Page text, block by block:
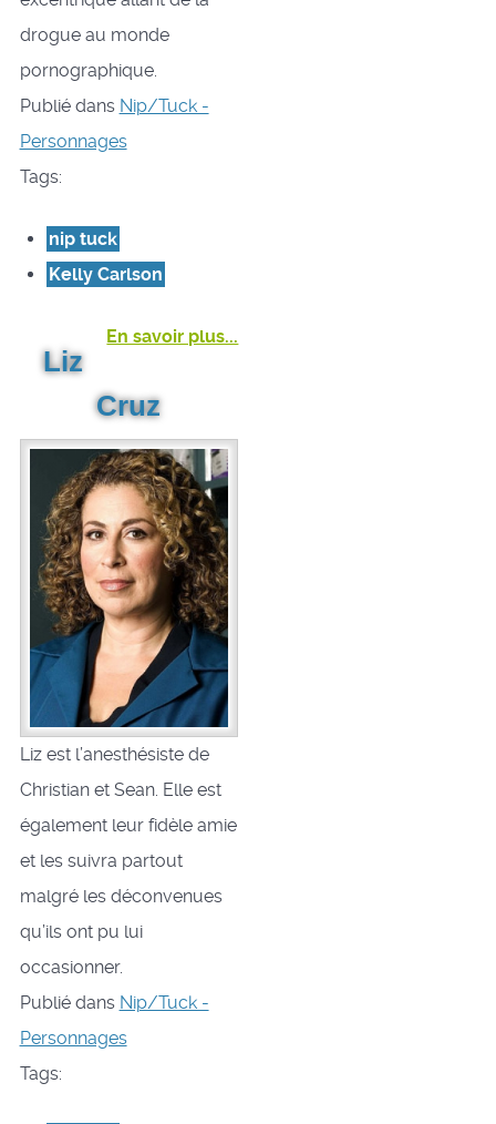
drogue au monde
pornographique.
Publié dans Nip/Tuck -
Personnages
Tags:
nip tuck
Kelly Carlson
En savoir plus...
Liz
Cruz
Liz est l’anesthésiste de
Christian et Sean. Elle est
également leur fidèle amie
et les suivra partout
malgré les déconvenues
qu’ils ont pu lui
occasionner.
Publié dans Nip/Tuck -
Personnages
Tags: